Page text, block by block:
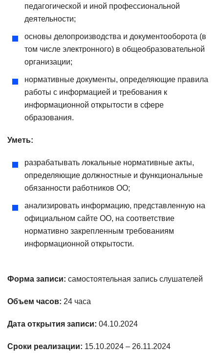
педагогической и иной профессиональной
деятельности;
основы делопроизводства и документооборота (в
том числе электронного) в общеобразовательной
организации;
нормативные документы, определяющие правила
работы с информацией и требования к
информационной открытости в сфере
образования.
Уметь:
разрабатывать локальные нормативные акты,
определяющие должностные и функциональные
обязанности работников ОО;
анализировать информацию, представленную на
официальном сайте ОО, на соответствие
нормативно закрепленным требованиям
информационной открытости.
Форма записи: самостоятельная запись слушателей
Объем часов: 24 часа
Дата открытия записи: 04.10.2024
Сроки реализации: 15.10.2024 – 26.11.2024